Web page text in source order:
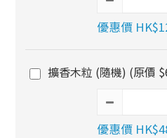
優惠價
擴香木粒 (隨機) (原價
優惠價